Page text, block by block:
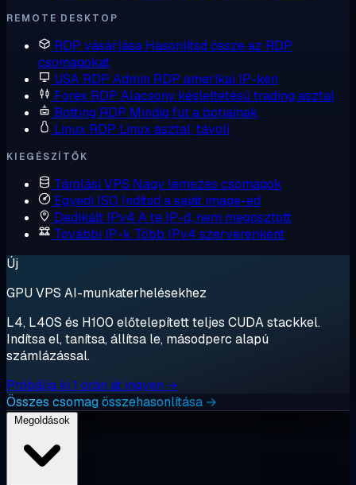
REMOTE DESKTOP
RDP vásárlása Hasonlítsd össze az RDP
csomagokat
USA RDP Admin RDP amerikai IP-ken
Forex RDP Alacsony késleltetésű trading asztal
Botting RDP Mindig fut a botjainak
Linux RDP Linux asztal, távoli
KIEGÉSZÍTŐK
Tárolási VPS Nagy lemezes csomagok
Egyedi ISO Indítsd a saját image-ed
Dedikált IPv4 A te IP-d, nem megosztott
További IP-k Több IPv4 szerverenként
Új
GPU VPS AI-munkaterhelésekhez
L4, L40S és H100 előtelepített teljes CUDA stackkel.
Indítsa el, tanítsa, állítsa le, másodperc alapú
számlázással.
Próbálja ki 1 órán át ingyen →
Összes csomag összehasonlítása →